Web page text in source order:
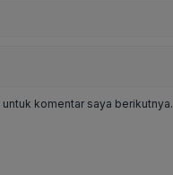
komentar saya berikutnya.